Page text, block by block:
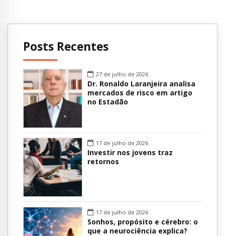
Posts Recentes
27 de julho de 2026
Dr. Ronaldo Laranjeira analisa
mercados de risco em artigo
no Estadão
17 de julho de 2026
Investir nos jovens traz
retornos
17 de julho de 2026
Sonhos, propósito e cérebro: o
que a neurociência explica?